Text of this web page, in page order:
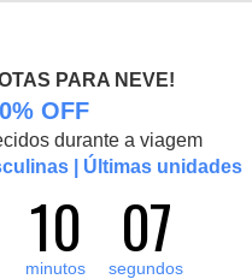
PARA NEVE!
OFF
durante a viagem
| Últimas unidades
10
minutos 06
segundos